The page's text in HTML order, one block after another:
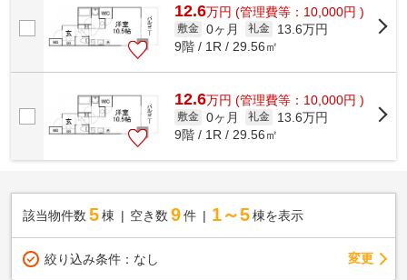
12.6万円 (管理費等：10,000円 )
敷金 0ヶ月 礼金
13.6万円
9階 / 1R / 29.56㎡
12.6万円 (管理費等：10,000円 )
敷金 0ヶ月 礼金
13.6万円
9階 / 1R / 29.56㎡
該当物件数 5棟 空き数 9 件 1～5 棟を表示
絞り込み条件： なし 変更